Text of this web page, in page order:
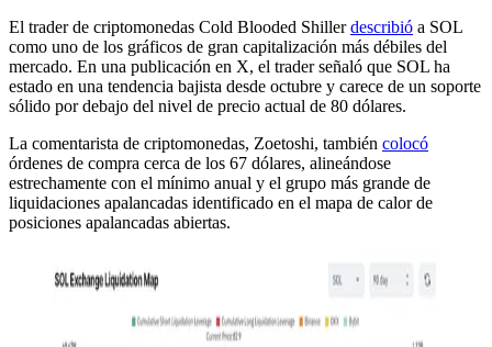
El trader de criptomonedas Cold Blooded Shillerdescribió a SOL
como uno de los gráficos de gran capitalización más débiles del
mercado. En una publicación en X, el trader señaló que SOL ha
estado en una tendencia bajista desde octubre y carece de un soporte
sólido por debajo del nivel de precio actual de 80 dólares.
La comentarista de criptomonedas, Zoetoshi, también colocó
órdenes de compra cerca de los 67 dólares, alineándose
estrechamente con el mínimo anual y el grupo más grande de
liquidaciones apalancadas identificado en el mapa de calor de
posiciones apalancadas abiertas.